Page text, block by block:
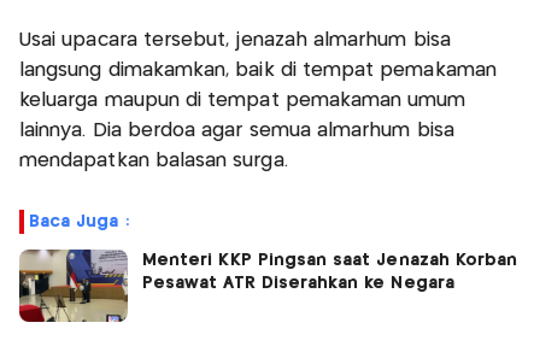
Usai upacara tersebut, jenazah almarhum bisa
langsung dimakamkan, baik di tempat pemakaman
keluarga maupun di tempat pemakaman umum
lainnya. Dia berdoa agar semua almarhum bisa
mendapatkan balasan surga.
Baca Juga :
Menteri KKP Pingsan saat Jenazah Korban
Pesawat ATR Diserahkan ke Negara